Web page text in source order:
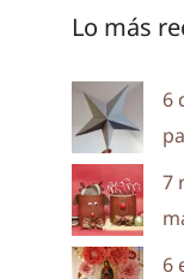
Lo más
6
7
6